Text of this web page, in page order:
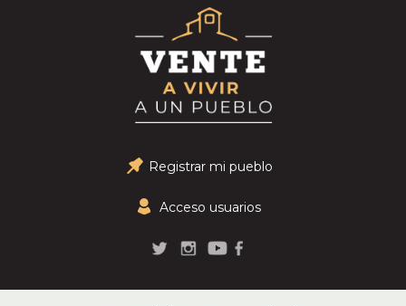
Registrar mi pueblo
Acceso usuarios